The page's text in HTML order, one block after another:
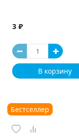
3 ₽
В корзину
Бестселлер